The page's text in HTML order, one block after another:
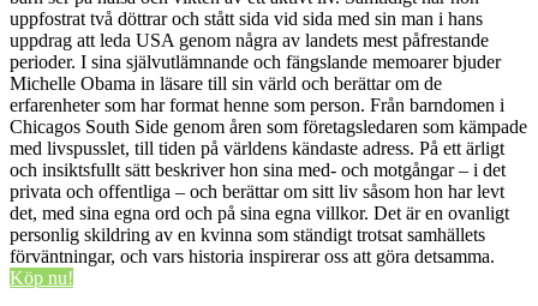
uppfostrat två döttrar och stått sida vid sida med sin man i hans
uppdrag att leda USA genom några av landets mest påfrestande
perioder. I sina självutlämnande och fängslande memoarer bjuder
Michelle Obama in läsare till sin värld och berättar om de
erfarenheter som har format henne som person. Från barndomen i
Chicagos South Side genom åren som företagsledaren som kämpade
med livspusslet, till tiden på världens kändaste adress. På ett ärligt
och insiktsfullt sätt beskriver hon sina med- och motgångar – i det
privata och offentliga – och berättar om sitt liv såsom hon har levt
det, med sina egna ord och på sina egna villkor. Det är en ovanligt
personlig skildring av en kvinna som ständigt trotsat samhällets
förväntningar, och vars historia inspirerar oss att göra detsamma.
Köp nu!